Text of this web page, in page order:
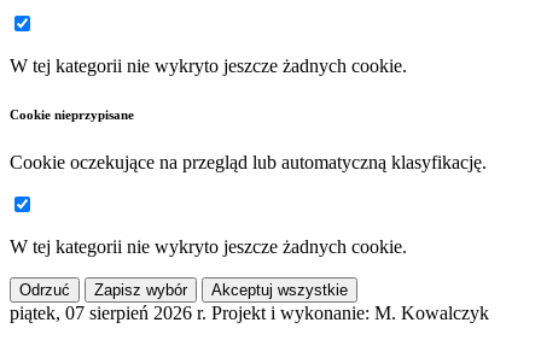
W tej kategorii nie wykryto jeszcze żadnych cookie.
Cookie nieprzypisane
Cookie oczekujące na przegląd lub automatyczną klasyfikację.
W tej kategorii nie wykryto jeszcze żadnych cookie.
Odrzuć Zapisz wybór Akceptuj wszystkie
piątek, 07 sierpień 2026 r. Projekt i wykonanie: M. Kowalczyk